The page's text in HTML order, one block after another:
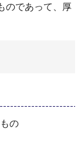
のであって、厚
の